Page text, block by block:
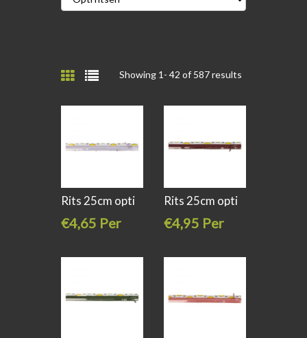
Showing 1- 42 of 587 results
Rits 25cm opti
€4,65 Per
Rits 25cm opti
€4,95 Per